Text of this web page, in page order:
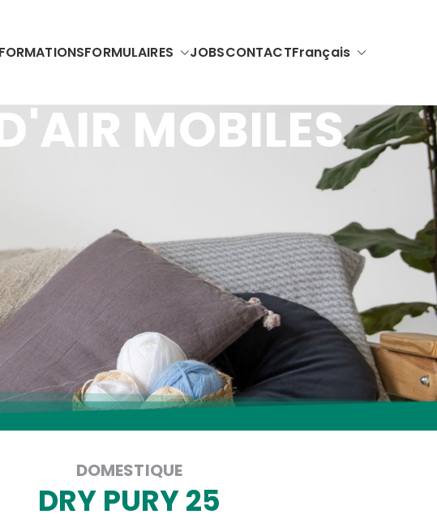
FORMATIONSFORMULAIRES JOBSCONTACTFrançais
MOBILES
DOMESTIQUE
DRY PURY 25